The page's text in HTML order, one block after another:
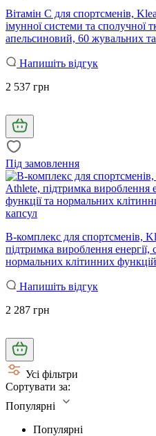
Вітамін С для спортсменів,
імунної системи та сполучної
апельсиновий, 60 жувальних
Напишіть відгук
2 537 грн
Під замовлення
В-комплекс для спортсменів,
підтримка вироблення енергії,
нормальних клітинних
Напишіть відгук
2 287 грн
Усі фільтри
Сортувати за:
Популярні
Популярні